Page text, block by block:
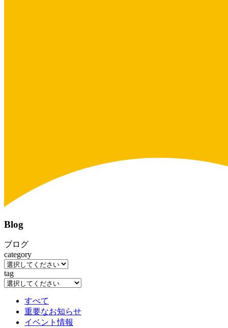
Blog
ブログ
category
tag
すべて
重要なお知らせ
イベント情報